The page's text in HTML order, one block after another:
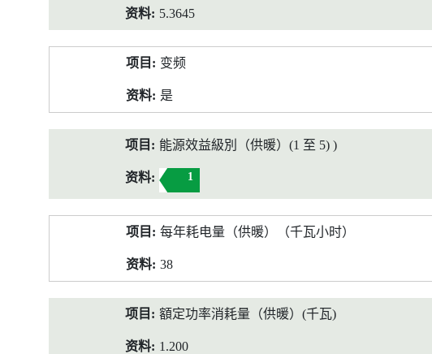
5.3645
变频
是
能源效益級別（供暖）(1 至 5) )
1
每年耗电量（供暖）（千瓦小时）
38
額定功率消耗量（供暖）(千瓦)
1.200